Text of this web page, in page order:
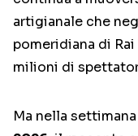
artigianale che
pomeridiana di
milioni di
Ma nella settimana